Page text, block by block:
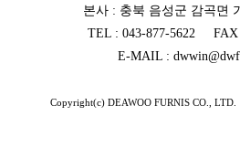
본사 : 충북 음성군 감곡면
TEL : 043-877-5622 FAX
E-MAIL :
Copyright(c) DEAWOO FURNIS CO.,